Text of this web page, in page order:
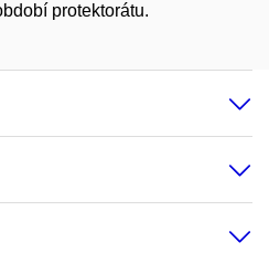
protektorátu.